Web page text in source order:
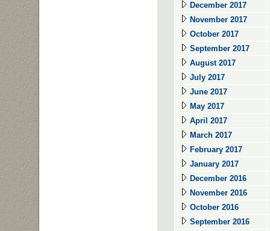
December 2017
November 2017
October 2017
September 2017
August 2017
July 2017
June 2017
May 2017
April 2017
March 2017
February 2017
January 2017
December 2016
November 2016
October 2016
September 2016